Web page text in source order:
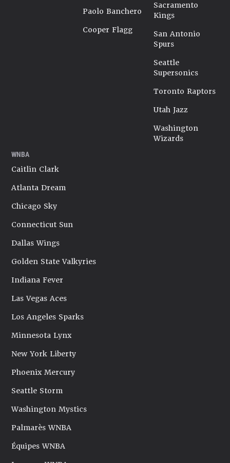
Paolo Banchero
Cooper Flagg
Sacramento
Kings
San Antonio
Spurs
Seattle
Supersonics
Toronto Raptors
Utah Jazz
Washington
Wizards
WNBA
Caitlin Clark
Atlanta Dream
Chicago Sky
Connecticut Sun
Dallas Wings
Golden State Valkyries
Indiana Fever
Las Vegas Aces
Los Angeles Sparks
Minnesota Lynx
New York Liberty
Phoenix Mercury
Seattle Storm
Washington Mystics
Palmarès WNBA
Équipes WNBA